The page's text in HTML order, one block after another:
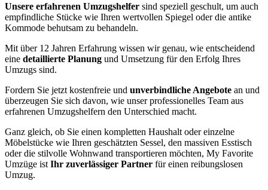
Unsere erfahrenen Umzugshelfer sind speziell geschult, um auch
empfindliche Stücke wie Ihren wertvollen Spiegel oder die antike
Kommode behutsam zu behandeln.
Mit über 12 Jahren Erfahrung wissen wir genau, wie entscheidend
eine detaillierte Planung und Umsetzung für den Erfolg Ihres
Umzugs sind.
Fordern Sie jetzt kostenfreie und unverbindliche Angebote an und
überzeugen Sie sich davon, wie unser professionelles Team aus
erfahrenen Umzugshelfern den Unterschied macht.
Ganz gleich, ob Sie einen kompletten Haushalt oder einzelne
Möbelstücke wie Ihren geschätzten Sessel, den massiven Esstisch
oder die stilvolle Wohnwand transportieren möchten, My Favorite
Umzüge ist Ihr zuverlässiger Partner für einen reibungslosen
Umzug.